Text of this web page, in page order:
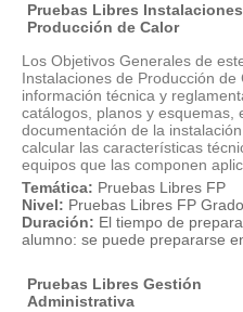
Pruebas Libres
Producción de Calor
Los Objetivos Generales de
Instalaciones de Producción
información técnica y
catálogos, planos y esquemas,
documentación de la
calcular las características
equipos que las componen
Temática: Pruebas Libres FP
Nivel: Pruebas Libres FP
Duración: El tiempo de
alumno: se puede prepararse
Pruebas Libres Gestión
Administrativa